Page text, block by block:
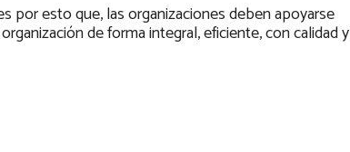
por esto que, las organizaciones deben apoyarse
de forma integral, eficiente, con calidad y